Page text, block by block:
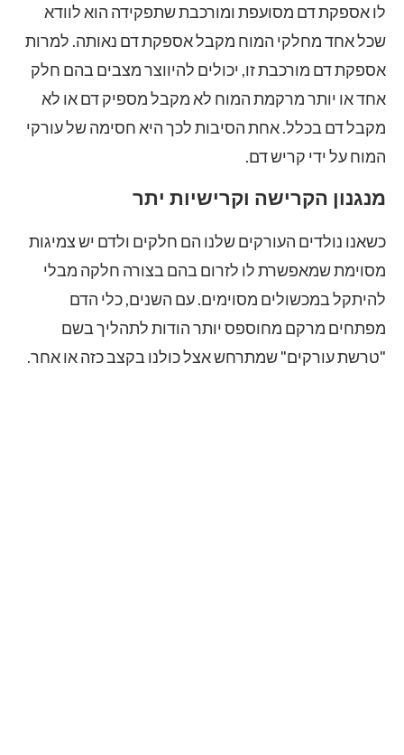
לו אספקת דם מסועפת ומורכבת שתפקידה הוא לוודא
שכל אחד מחלקי המוח מקבל אספקת דם נאותה. למרות
אספקת דם מורכבת זו, יכולים להיווצר מצבים בהם חלק
אחד או יותר מרקמת המוח לא מקבל מספיק דם או לא
מקבל דם בכלל. אחת הסיבות לכך היא חסימה של עורקי
המוח על ידי קריש דם.
מנגנון הקרישה וקרישיות יתר
כשאנו נולדים העורקים שלנו הם חלקים ולדם יש צמיגות
מסוימת שמאפשרת לו לזרום בהם בצורה חלקה מבלי
להיתקל במכשולים מסוימים. עם השנים, כלי הדם
מפתחים מרקם מחוספס יותר הודות לתהליך בשם
"טרשת עורקים" שמתרחש אצל כולנו בקצב כזה או אחר.